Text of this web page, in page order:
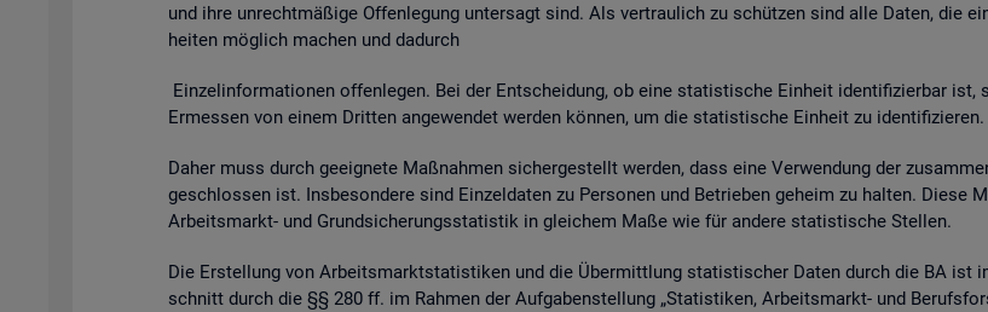
und ihre un­recht­mä­ßi­ge Of­fen­le­gung un­ter­sagt sind. Als ver­trau­lich zu schüt­zen sind alle Daten, die
hei­ten mög­lich ma­chen und da­durch
Ein­zel­in­for­ma­tio­nen of­fen­le­gen. Bei der Ent­schei­dung, ob eine sta­tis­ti­sche Ein­heit iden­ti­fi­zier­bar
Er­mes­sen von einem Drit­ten an­ge­wen­det wer­den kön­nen, um die sta­tis­ti­sche Ein­heit zu iden­ti­fi­zie­ren.
Daher muss durch ge­eig­ne­te Maß­nah­men si­cher­ge­stellt wer­den, dass eine Ver­wen­dung der
ge­schlos­sen ist. Ins­be­son­de­re sind Ein­zel­da­ten zu Per­so­nen und Be­trie­ben ge­heim zu hal­ten. Diese
Ar­beits­markt- und Grund­si­che­rungs­sta­tis­tik in glei­chem Maße wie für an­de­re sta­tis­ti­sche Stel­len.
Die Er­stel­lung von Ar­beits­markt­sta­tis­ti­ken und die Über­mitt­lung sta­tis­ti­scher Daten durch die BA ist
schnitt durch die §§ 280 ff. im Rah­men der Auf­ga­ben­stel­lung „Sta­tis­ti­ken, Ar­beits­markt- und